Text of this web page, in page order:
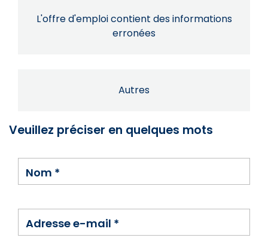
L'offre d'emploi contient des informations
erronées
Autres
Veuillez préciser en quelques mots
Nom *
Adresse e-mail *